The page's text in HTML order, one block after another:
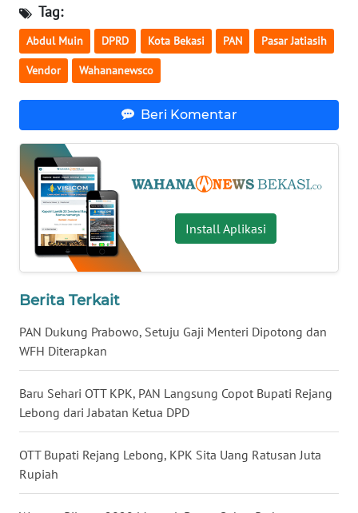
Tag:
Abdul Muin DPRD Kota Bekasi PAN Pasar Jatiasih
Vendor Wahananewsco
Beri Komentar
Install Aplikasi
Berita Terkait
PAN Dukung Prabowo, Setuju Gaji Menteri Dipotong dan
WFH Diterapkan
Baru Sehari OTT KPK, PAN Langsung Copot Bupati Rejang
Lebong dari Jabatan Ketua DPD
OTT Bupati Rejang Lebong, KPK Sita Uang Ratusan Juta
Rupiah
WN
NUSANTARA
WN
WN
JATIM
WN
BALI
WN
KALBAR
WN
KALTENG
WN
KALTARA
WN
KALSEL